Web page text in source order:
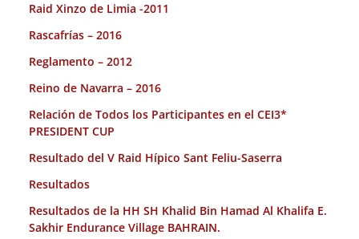
Raid Xinzo de Limia -2011
Rascafrías – 2016
Reglamento – 2012
Reino de Navarra – 2016
Relación de Todos los Participantes en el CEI3*
PRESIDENT CUP
Resultado del V Raid Hípico Sant Feliu-Saserra
Resultados
Resultados de la HH SH Khalid Bin Hamad Al Khalifa E.
Sakhir Endurance Village BAHRAIN.